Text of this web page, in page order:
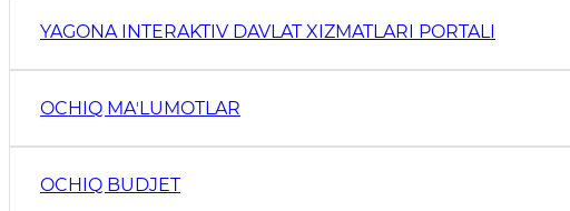
YAGONA INTERAKTIV DAVLAT XIZMATLARI PORTALI
OCHIQ MAʼLUMOTLAR
OCHIQ BUDJET